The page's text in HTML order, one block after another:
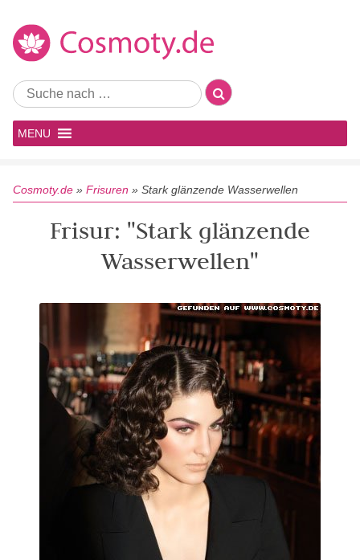
MENU
Cosmoty.de » Frisuren » Stark glänzende Wasserwellen
Frisur: "Stark glänzende
Wasserwellen"